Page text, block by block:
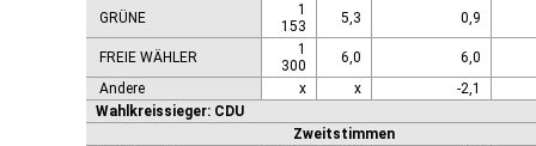
GRÜNE
1
153
5,3 0,9
FREIE WÄHLER
1
300
6,0
6,0
Andere
x x
-2,1
Wahlkreissieger: CDU
Zweitstimmen